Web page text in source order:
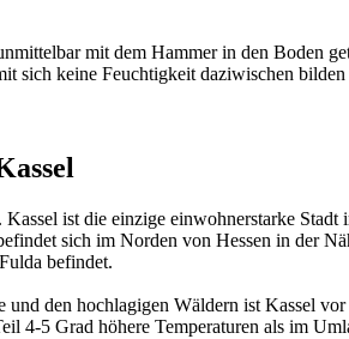
mit dem Hammer in den Boden
sich keine Feuchtigkeit daziwischen bilden
ist die einzige einwohnerstarke Stadt
sich im Norden von Hessen in der
befindet.
den hochlagigen Wäldern ist Kassel
4-5 Grad höhere Temperaturen als im